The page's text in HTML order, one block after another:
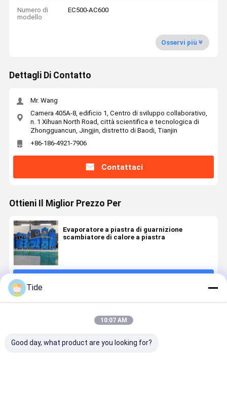
Numero di
modello
EC500-AC600
Osservi più
Dettagli Di Contatto
Mr. Wang
Camera 405A-8, edificio 1, Centro di sviluppo collaborativo,
n. 1 Xihuan North Road, città scientifica e tecnologica di
Zhongguancun, Jingjin, distretto di Baodi, Tianjin
+86-186-4921-7906
Contattaci
Ottieni Il Miglior Prezzo Per
Evaporatore a piastra di guarnizione
scambiatore di calore a piastra
Prodotti Raccomandati
Tide
10:07 AM
Good day, what product are you looking for?